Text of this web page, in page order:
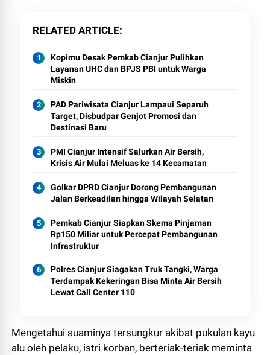
RELATED ARTICLE
Kopimu Desak Pemkab Cianjur Pulihkan
Layanan UHC dan BPJS PBI untuk Warga
Miskin
PAD Pariwisata Cianjur Lampaui Separuh
Target, Disbudpar Genjot Promosi dan
Destinasi Baru
PMI Cianjur Intensif Salurkan Air Bersih,
Krisis Air Mulai Meluas ke 14 Kecamatan
Golkar DPRD Cianjur Dorong Pembangunan
Jalan Berkeadilan hingga Wilayah Selatan
Pemkab Cianjur Siapkan Skema Pinjaman
Rp150 Miliar untuk Percepat Pembangunan
Infrastruktur
Polres Cianjur Siagakan Truk Tangki, Warga
Terdampak Kekeringan Bisa Minta Air Bersih
Lewat Call Center 110
Mengetahui suaminya tersungkur akibat pukulan kayu
alu oleh pelaku, istri korban, berteriak-teriak meminta